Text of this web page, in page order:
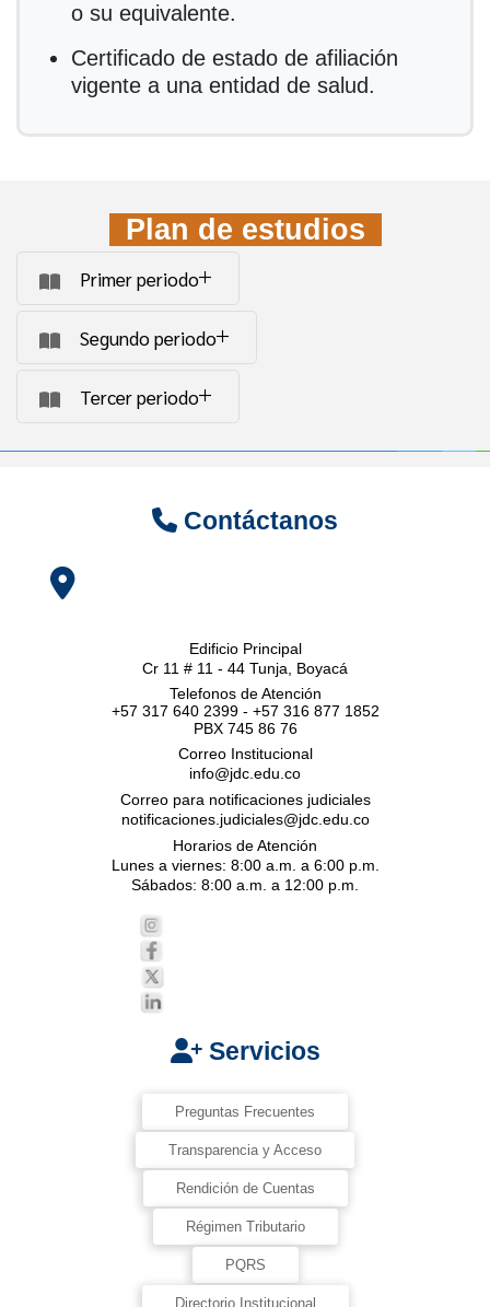
o su equivalente.
Certificado de estado de afiliación
vigente a una entidad de salud.
Plan de estudios
Primer periodo
Segundo periodo
Tercer periodo
Contáctanos
Edificio Principal
Cr 11 # 11 - 44 Tunja, Boyacá
Telefonos de Atención
+57 317 640 2399 - +57 316 877 1852
PBX 745 86 76
Correo Institucional
info@jdc.edu.co
Correo para notificaciones judiciales
notificaciones.judiciales@jdc.edu.co
Horarios de Atención
Lunes a viernes: 8:00 a.m. a 6:00 p.m.
Sábados: 8:00 a.m. a 12:00 p.m.
Servicios
Preguntas Frecuentes
Transparencia y Acceso
Rendición de Cuentas
Régimen Tributario
PQRS
Directorio Institucional